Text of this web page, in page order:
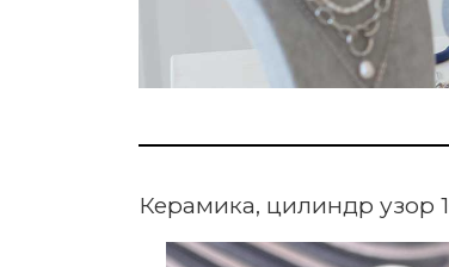
Керамика, цилиндр узор